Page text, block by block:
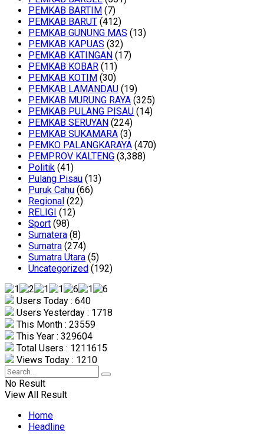
PEMKAB BARTIM (7)
PEMKAB BARUT (412)
PEMKAB GUNUNG MAS (13)
PEMKAB KAPUAS (32)
PEMKAB KATINGAN (17)
PEMKAB KOBAR (11)
PEMKAB KOTIM (30)
PEMKAB LAMANDAU (19)
PEMKAB MURUNG RAYA (325)
PEMKAB PULANG PISAU (14)
PEMKAB SERUYAN (224)
PEMKAB SUKAMARA (3)
PEMKO PALANGKARAYA (470)
PEMPROV KALTENG (3,388)
Politik (41)
Pulang Pisau (13)
Puruk Cahu (66)
Regional (22)
RELIGI (12)
Sport (98)
Sumatera (8)
Sumatra (274)
Sumatra Utara (5)
Uncategorized (192)
Users Today : 640
Users Yesterday : 1718
This Month : 23559
This Year : 329604
Total Users : 1211615
Views Today : 1210
No Result
View All Result
Home
Headline